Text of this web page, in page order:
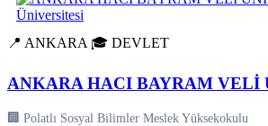
📍 ANKARA 🎓 DEVLET
ANKARA HACI BAYRAM VELİ
🏢 Polatlı Sosyal Bilimler Meslek Yüksekokulu